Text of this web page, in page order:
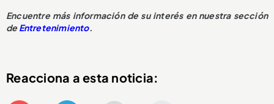
Encuentre más información de su interés en nuestra sección
deEntretenimiento.
Reacciona a esta noticia: